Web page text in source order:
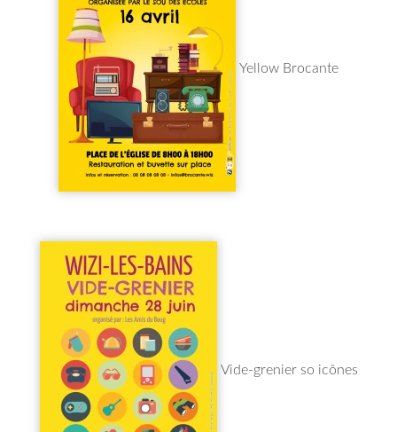
Yellow Brocante
Vide-grenier so icônes